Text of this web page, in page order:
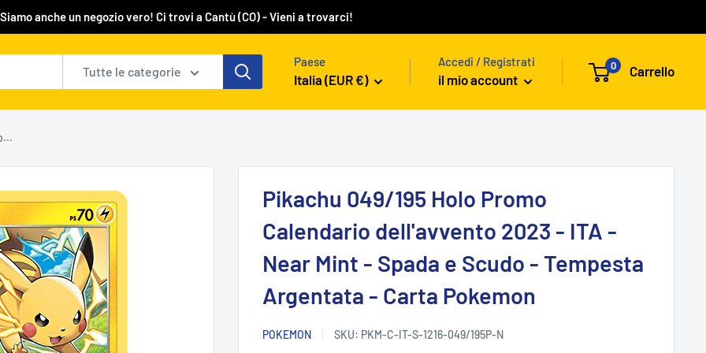
Siamo anche un negozio vero! Ci trovi a Cantù (CO) - Vieni a trovarci!
Tutte le categorie
Paese
Italia (EUR €)
Accedi / Registrati
il mio account
0 Carrello
Pikachu 049/195 Holo Promo
Calendario dell'avvento 2023 - ITA -
Near Mint - Spada e Scudo - Tempesta
Argentata - Carta Pokemon
POKEMON SKU: PKM-C-IT-S-1216-049/195P-N